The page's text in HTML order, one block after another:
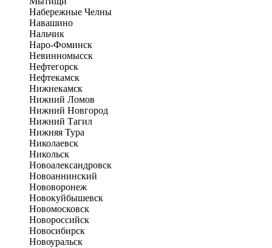
Набережные Челны
Навашино
Нальчик
Наро-Фоминск
Невинномысск
Нефтегорск
Нефтекамск
Нижнекамск
Нижний Ломов
Нижний Новгород
Нижний Тагил
Нижняя Тура
Николаевск
Никольск
Новоалександровск
Новоаннинский
Нововоронеж
Новокуйбышевск
Новомосковск
Новороссийск
Новосибирск
Новоуральск